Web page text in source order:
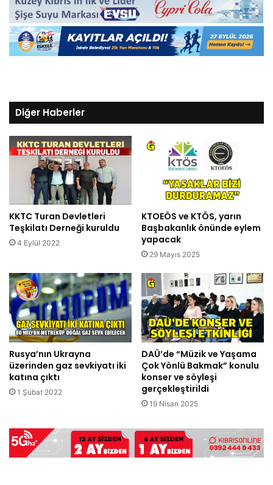
Diğer Haberler
KKTC Turan Devletleri
Teşkilatı Derneği kuruldu
4 Eylül 2022
KTOEÖS ve KTÖS, yarın
Başbakanlık önünde eylem
yapacak
29 Mayıs 2025
Rusya’nın Ukrayna
üzerinden gaz sevkiyatı iki
katına çıktı
1 Şubat 2022
DAÜ’de “Müzik ve Yaşama
Çok Yönlü Bakmak” konulu
konser ve söyleşi
gerçekleştirildi
19 Nisan 2025